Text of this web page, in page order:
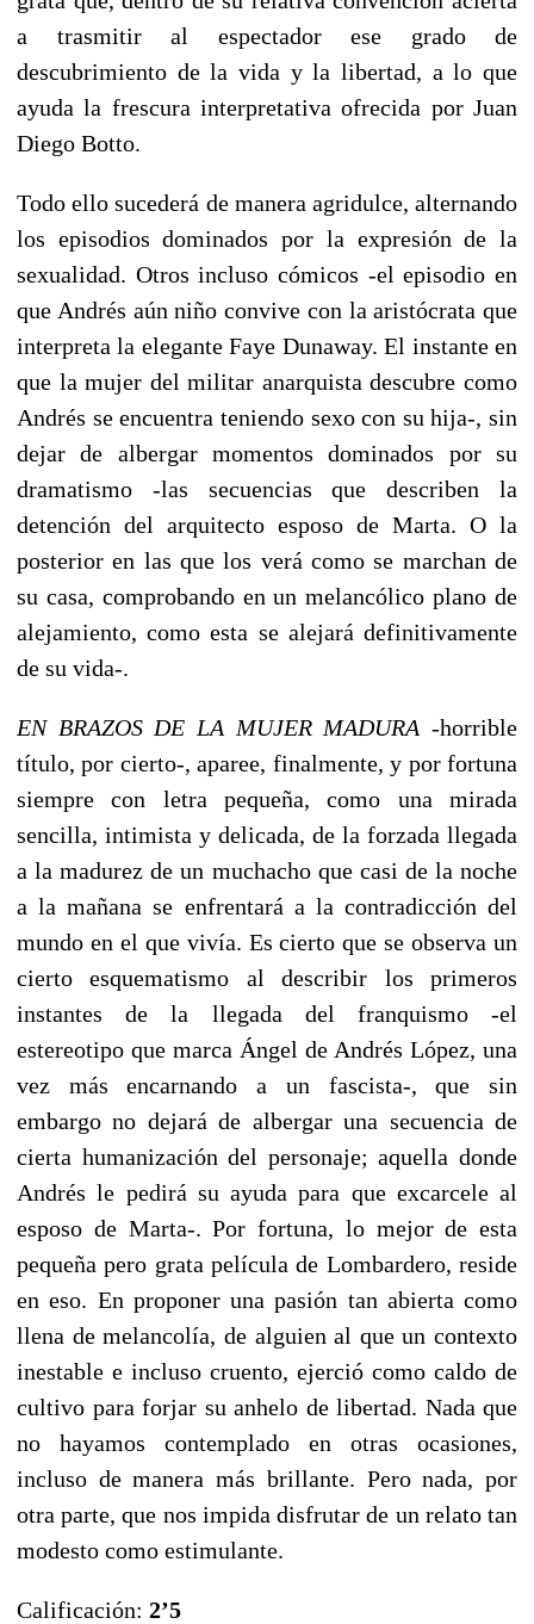
a trasmitir al espectador ese grado de
descubrimiento de la vida y la libertad, a lo que
ayuda la frescura interpretativa ofrecida por Juan
Diego Botto.
Todo ello sucederá de manera agridulce, alternando
los episodios dominados por la expresión de la
sexualidad. Otros incluso cómicos -el episodio en
que Andrés aún niño convive con la aristócrata que
interpreta la elegante Faye Dunaway. El instante en
que la mujer del militar anarquista descubre como
Andrés se encuentra teniendo sexo con su hija-, sin
dejar de albergar momentos dominados por su
dramatismo -las secuencias que describen la
detención del arquitecto esposo de Marta. O la
posterior en las que los verá como se marchan de
su casa, comprobando en un melancólico plano de
alejamiento, como esta se alejará definitivamente
de su vida-.
EN BRAZOS DE LA MUJER MADURA -horrible
título, por cierto-, aparee, finalmente, y por fortuna
siempre con letra pequeña, como una mirada
sencilla, intimista y delicada, de la forzada llegada
a la madurez de un muchacho que casi de la noche
a la mañana se enfrentará a la contradicción del
mundo en el que vivía. Es cierto que se observa un
cierto esquematismo al describir los primeros
instantes de la llegada del franquismo -el
estereotipo que marca Ángel de Andrés López, una
vez más encarnando a un fascista-, que sin
embargo no dejará de albergar una secuencia de
cierta humanización del personaje; aquella donde
Andrés le pedirá su ayuda para que excarcele al
esposo de Marta-. Por fortuna, lo mejor de esta
pequeña pero grata película de Lombardero, reside
en eso. En proponer una pasión tan abierta como
llena de melancolía, de alguien al que un contexto
inestable e incluso cruento, ejerció como caldo de
cultivo para forjar su anhelo de libertad. Nada que
no hayamos contemplado en otras ocasiones,
incluso de manera más brillante. Pero nada, por
otra parte, que nos impida disfrutar de un relato tan
modesto como estimulante.
Calificación: 2’5